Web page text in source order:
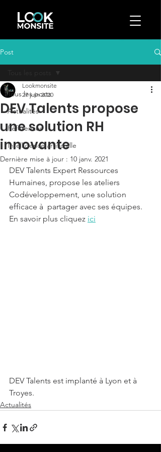
Post
Tous les posts
Actualités
Références
Intelligence artificielle
DEV Talents propose
une solution RH
innovante
Lookmonsite
27 juin 2020
Dernière mise à jour : 10 janv. 2021
DEV Talents Expert Ressources
Humaines, propose les ateliers
Codéveloppement, une solution
efficace à  partager avec ses équipes.
En savoir plus cliquez ici
DEV Talents est implanté à Lyon et à
Troyes.
Actualités